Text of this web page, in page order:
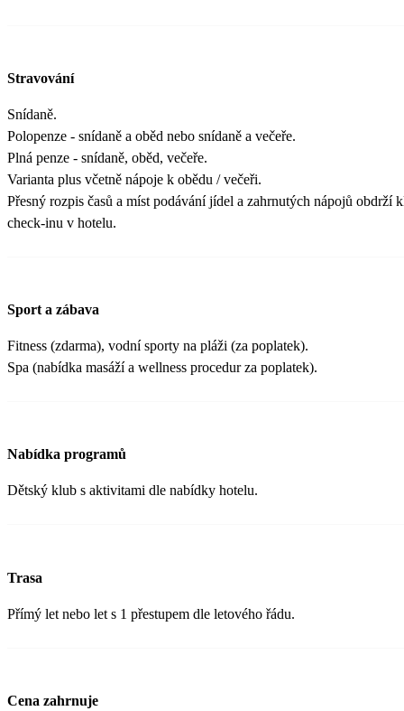
Stravování
Snídaně.
Polopenze - snídaně a oběd nebo snídaně a večeře.
Plná penze - snídaně, oběd, večeře.
Varianta plus včetně nápoje k obědu / večeři.
Přesný rozpis časů a míst podávání jídel a zahrnutých nápojů obdrží
check-inu v hotelu.
Sport a zábava
Fitness (zdarma), vodní sporty na pláži (za poplatek).
Spa (nabídka masáží a wellness procedur za poplatek).
Nabídka programů
Dětský klub s aktivitami dle nabídky hotelu.
Trasa
Přímý let nebo let s 1 přestupem dle letového řádu.
Cena zahrnuje